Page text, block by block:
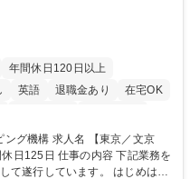
年間休日120日以上
英語 退職金あり
在宅OK
東京／文京
容 下記業務を
て遂行しています。 はじめは担